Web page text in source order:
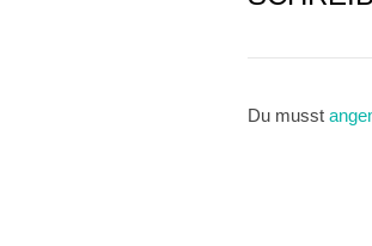
Du musst